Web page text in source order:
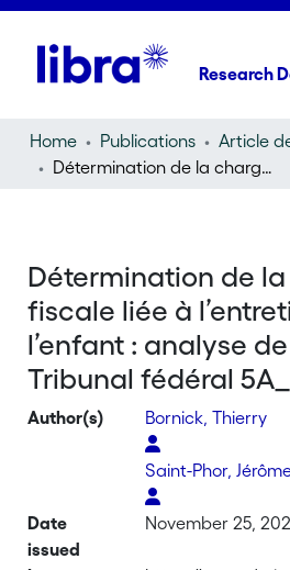
Research
Home Publications
Détermination de la charge fiscale liée à l’entretien de l’enfant : analyse de l’arrêt du Tribunal fédéral 5A_816/2019
Détermination de
fiscale liée à
l’enfant : analyse
Tribunal fédéral
Author(s) Bornick, Thierry
Saint-Phor,
Date
issued
November 25,